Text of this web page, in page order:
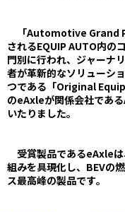
「Automotive Grand
されるEQUIP AUTO内の
門別に行われ、ジャーナ
者が革新的なソリューシ
つである「Original
のeAxleが関係会社であ
いたりました。
受賞製品であるeAxleは
組みを具現化し、BEVの
ス最高峰の製品です。